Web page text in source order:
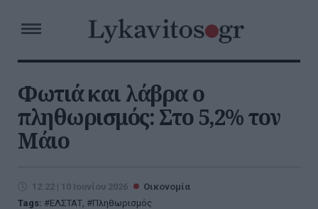
Φωτιά και λάβρα ο
πληθωρισμός: Στο 5,2% τον
Μάιο
12:22 | 10 Ιουνίου 2026
Οικονομία
Tags:
ΕΛΣΤΑΤ, Πληθωρισμός